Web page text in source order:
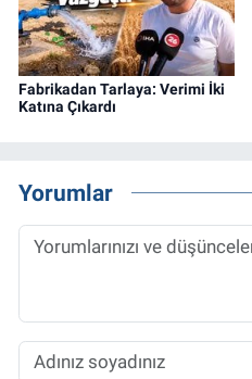
Fabrikadan Tarlaya: Verimi İki
Katına Çıkardı
Yorumlar